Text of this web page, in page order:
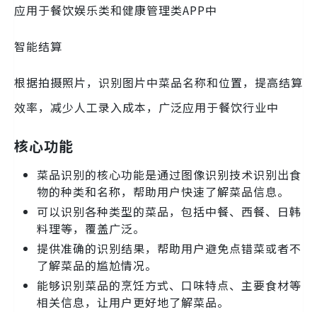
应用于餐饮娱乐类和健康管理类APP中
智能结算
根据拍摄照片，识别图片中菜品名称和位置，提高结算
效率，减少人工录入成本，广泛应用于餐饮行业中
核心功能
菜品识别的核心功能是通过图像识别技术识别出食
物的种类和名称，帮助用户快速了解菜品信息。
可以识别各种类型的菜品，包括中餐、西餐、日韩
料理等，覆盖广泛。
提供准确的识别结果，帮助用户避免点错菜或者不
了解菜品的尴尬情况。
能够识别菜品的烹饪方式、口味特点、主要食材等
相关信息，让用户更好地了解菜品。